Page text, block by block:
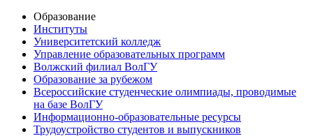
Образование
Институты
Университетский колледж
Управление образовательных программ
Волжский филиал ВолГУ
Образование за рубежом
Всероссийские студенческие олимпиады, проводимые
на базе ВолГУ
Информационно-образовательные ресурсы
Трудоустройство студентов и выпускников